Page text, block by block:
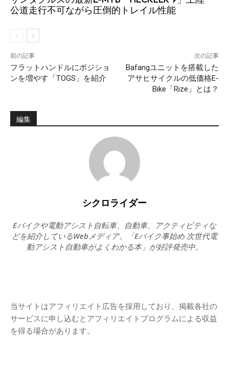
公道走行不可ながら圧倒的トレイル性能
前の記事
フラットハンドルにポジショ
ンを増やす「TOGS」を紹介
次の記事
Bafangユニットを搭載した
アサヒサイクルの低価格E-
Bike「Rize」とは？
編集
シクロライダー
Eバイクや電動アシスト自転車、自動車、アクティビティな
どを紹介しているWebメディア。「Eバイク事始め 次世代電
動アシスト自動車がよくわかる本」が好評発売中。
当サイトはアフィリエイト広告を採用しており、掲載各社の
サービスに申し込むとアフィリエイトプログラムによる収益
を得る場合があります。